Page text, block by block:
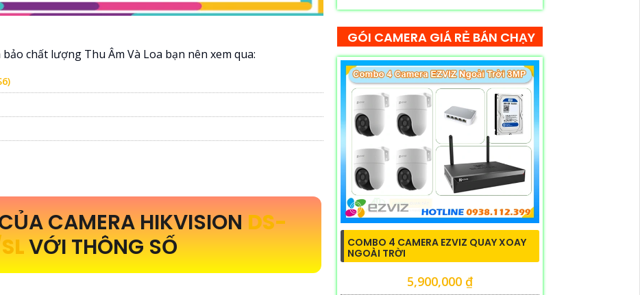
chất lượng Thu Âm Và Loa bạn nên xem qua:
CAMERA HIKVISIONDS-
VỚI THÔNG SỐ
GÓI CAMERA GIÁ RẺ BÁN CHẠY
COMBO 4 CAMERA EZVIZ QUAY XOAY
NGOÀI TRỜI
5,900,000 ₫